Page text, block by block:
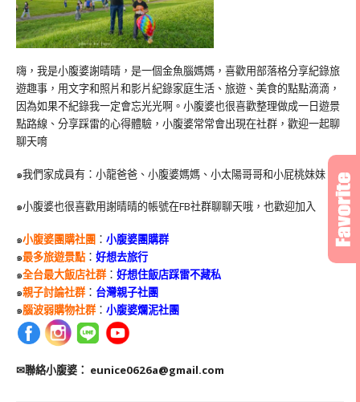
嗨，我是小腹婆謝晴晴，是一個金魚腦媽媽，喜歡用部落格分享紀錄旅
遊趣事，用文字和照片和影片紀錄家庭生活、旅遊、美食的點點滴滴，
因為如果不紀錄我一定會忘光光啊。小腹婆也很喜歡整理做成一日遊景
點路線、分享踩雷的心得體驗，小腹婆常常會出現在社群，歡迎一起聊
聊天唷
๑我們家成員有：小龍爸爸、小腹婆媽媽、小太陽哥哥和小屁桃妹妹
๑小腹婆也很喜歡用謝晴晴的帳號在FB社群聊聊天哦，也歡迎加入
๑小腹婆團購社團 ： 小腹婆團購群
๑最多旅遊景點： 好想去旅行
๑全台最大飯店社群： 好想住飯店踩雷不藏私
๑親子討論社群： 台灣親子社團
๑腦波弱購物社群： 小腹婆爛泥社團
✉聯絡小腹婆： eunice0626a@gmail.com